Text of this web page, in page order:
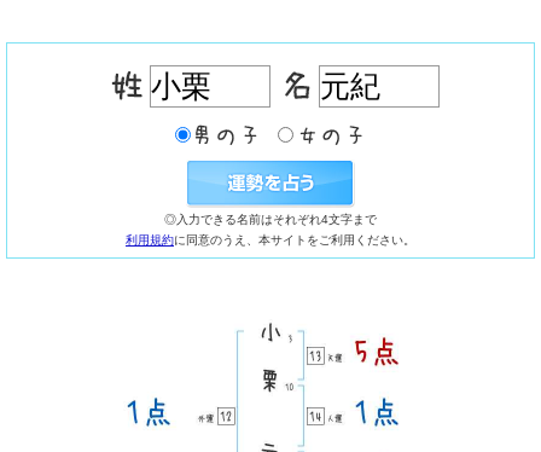
◎入力できる名前はそれぞれ4文字まで
利用規約に同意のうえ、本サイトをご利用ください。